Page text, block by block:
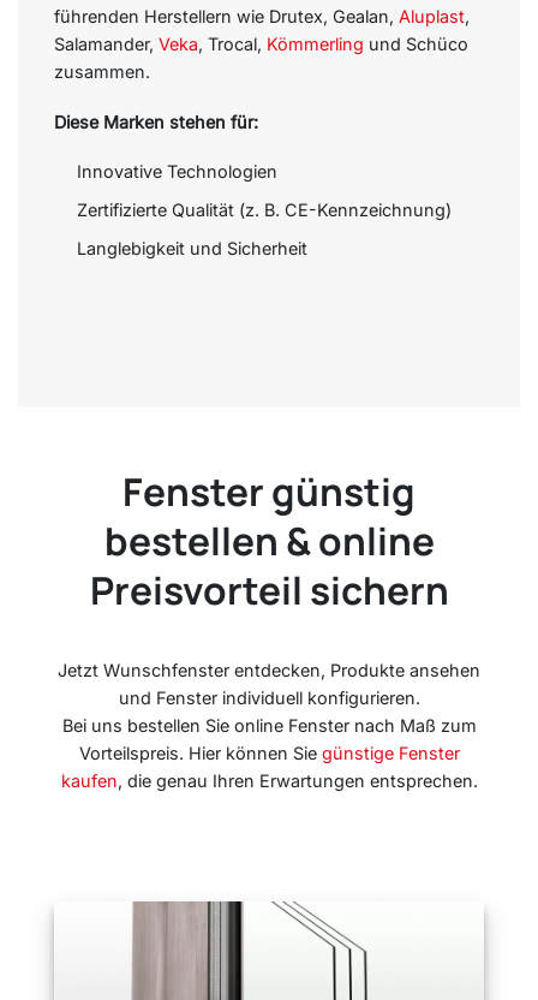
führenden Herstellern wie Drutex, Gealan, Aluplast,
Salamander, Veka, Trocal, Kömmerling und Schüco
zusammen.
Diese Marken stehen für:
Innovative Technologien
Zertifizierte Qualität (z. B. CE-Kennzeichnung)
Langlebigkeit und Sicherheit
Fenster günstig
bestellen & online
Preisvorteil sichern
Jetzt Wunschfenster entdecken, Produkte ansehen
und Fenster individuell konfigurieren.
Bei uns bestellen Sie online Fenster nach Maß zum
Vorteilspreis. Hier können Sie günstige Fenster
kaufen, die genau Ihren Erwartungen entsprechen.